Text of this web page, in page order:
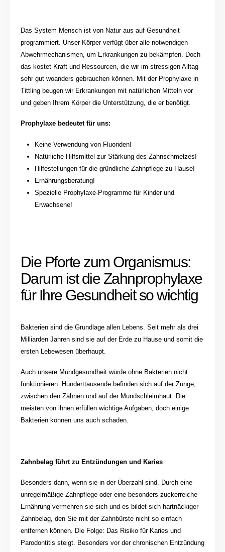
Das System Mensch ist von Natur aus auf Gesundheit
programmiert. Unser Körper verfügt über alle notwendigen
Abwehrmechanismen, um Erkrankungen zu bekämpfen. Doch
das kostet Kraft und Ressourcen, die wir im stressigen Alltag
sehr gut woanders gebrauchen können. Mit der Prophylaxe in
Tittling beugen wir Erkrankungen mit natürlichen Mitteln vor
und geben Ihrem Körper die Unterstützung, die er benötigt.
Prophylaxe bedeutet für uns:
Keine Verwendung von Fluoriden!
Natürliche Hilfsmittel zur Stärkung des Zahnschmelzes!
Hilfestellungen für die gründliche Zahnpflege zu Hause!
Ernährungsberatung!
Spezielle Prophylaxe-Programme für Kinder und
Erwachsene!
Die Pforte zum Organismus:
Darum ist die Zahnprophylaxe
für Ihre Gesundheit so wichtig
Bakterien sind die Grundlage allen Lebens. Seit mehr als drei
Milliarden Jahren sind sie auf der Erde zu Hause und somit die
ersten Lebewesen überhaupt.
Auch unsere Mundgesundheit würde ohne Bakterien nicht
funktionieren. Hunderttausende befinden sich auf der Zunge,
zwischen den Zähnen und auf der Mundschleimhaut. Die
meisten von ihnen erfüllen wichtige Aufgaben, doch einige
Bakterien können uns auch schaden.
Zahnbelag führt zu Entzündungen und Karies
Besonders dann, wenn sie in der Überzahl sind. Durch eine
unregelmäßige Zahnpflege oder eine besonders zuckerreiche
Ernährung vermehren sie sich und es bildet sich hartnäckiger
Zahnbelag, den Sie mit der Zahnbürste nicht so einfach
entfernen können. Die Folge: Das Risiko für Karies und
Parodontitis steigt. Besonders vor der chronischen Entzündung